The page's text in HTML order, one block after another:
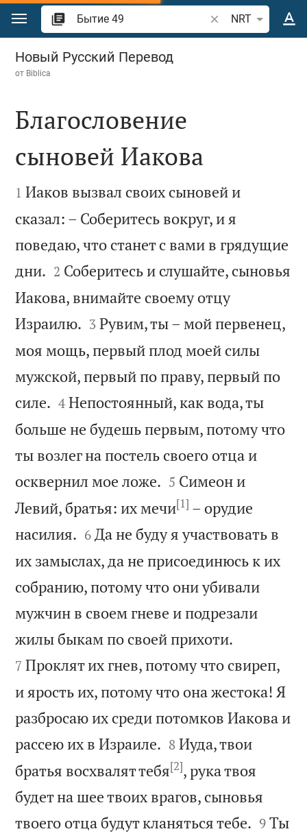
Перейти к содержанию
Поиск по отрывку
NRT
Бытие 49
Новый Русский Перевод
от Biblica

Благословение
сыновей Иакова

1 Иаков вызвал своих сыновей и
сказал: – Соберитесь вокруг, и я
поведаю, что станет с вами в грядущие
дни. 

2 Соберитесь и слушайте, сыновья
Иакова, внимайте своему отцу
Израилю. 

3 Рувим, ты – мой первенец,
моя мощь, первый плод моей силы
мужской, первый по праву, первый по
силе. 

4 Непостоянный, как вода, ты
больше не будешь первым, потому что
ты возлег на постель своего отца и
осквернил мое ложе. 

5 Симеон и
Левий, братья: их мечи[1] – орудие
насилия. 

6 Да не буду я участвовать в
их замыслах, да не присоединюсь к их
собранию, потому что они убивали
мужчин в своем гневе и подрезали
жилы быкам по своей прихоти.
7 Проклят их гнев, потому что свиреп,
и ярость их, потому что она жестока! Я
разбросаю их среди потомков Иакова и
рассею их в Израиле. 

8 Иуда, твои
братья восхвалят тебя[2], рука твоя
будет на шее твоих врагов, сыновья
твоего отца будут кланяться тебе. 

9 Ты